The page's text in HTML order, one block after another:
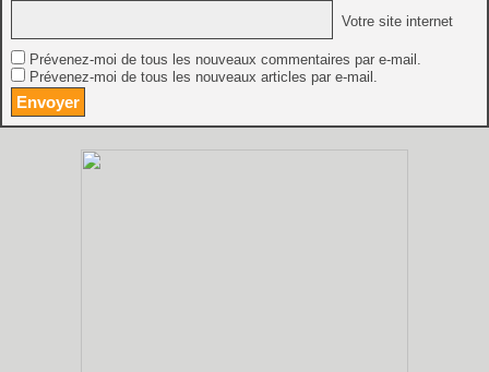
Votre site internet
Prévenez-moi de tous les nouveaux commentaires par e-mail.
Prévenez-moi de tous les nouveaux articles par e-mail.